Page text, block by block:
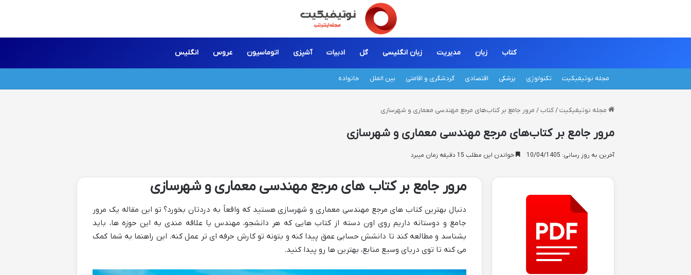
کتاب زبان مدیریت زبان انگلیسی گل ادبیات آشپزی اتوماسیون عروس انگلیس
مجله نوتیفیکیت تکنولوژی پزشکی اقتصادی گردشگری و اقامتی بین الملل خانواده
مجله نوتیفیکیت / کتاب / مرور جامع بر کتاب‌های مرجع مهندسی معماری و شهرسازی
مرور جامع بر کتاب‌های مرجع مهندسی معماری و شهرسازی
آخرین به روز رسانی: 10/04/1405 خواندن این مطلب 15 دقیقه زمان میبرد
مرور جامع بر کتاب های مرجع مهندسی معماری و شهرسازی
دنبال بهترین کتاب های مرجع مهندسی معماری و شهرسازی هستید که واقعاً به دردتان بخورد؟ تو این مقاله یک مرور
جامع و دوستانه داریم روی اون دسته از کتاب هایی که هر دانشجو، مهندس یا علاقه مندی به این حوزه ها، باید
بشناسد و مطالعه کند تا دانشش حسابی عمق پیدا کنه و بتونه تو کارش حرفه ای تر عمل کنه. این راهنما به شما کمک
می کنه تا توی دریای وسیع منابع، بهترین ها رو پیدا کنید.